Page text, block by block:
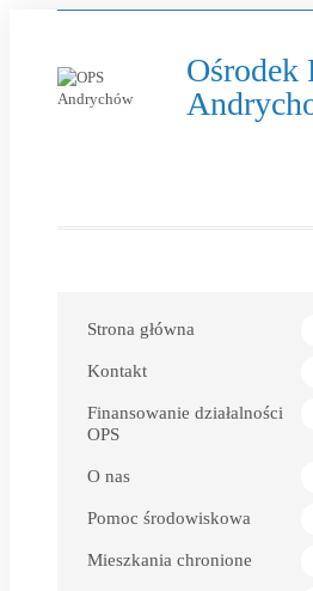
Ośrodek
nowym
oknie
Strona główna
Kontakt
Finansowanie działalności
OPS
O nas
Pomoc środowiskowa
Mieszkania chronione